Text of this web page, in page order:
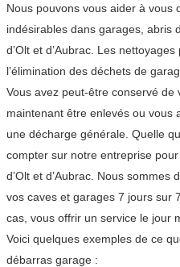
Nous pouvons vous aider à vous
indésirables dans garages, abris
d’Olt et d’Aubrac. Les
l’élimination des déchets de
Vous avez peut-être conservé de
maintenant être enlevés ou vous
une décharge générale. Quelle
compter sur notre entreprise
d’Olt et d’Aubrac. Nous
vos caves et garages 7 jours sur
cas, vous offrir un service le jour
Voici quelques exemples de ce
débarras garage :